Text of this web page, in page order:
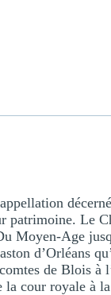
patrimoine. Le
Moyen-Age
d’Orléans
de Blois à
cour royale à la